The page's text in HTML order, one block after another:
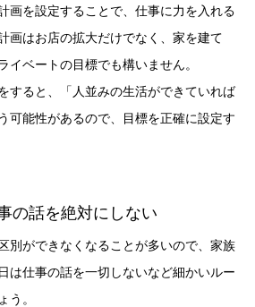
画を設定することで、仕事に力を入れる
画はお店の拡大だけでなく、家を建て
イベートの目標でも構いません。
すると、「人並みの生活ができていれば
可能性があるので、目標を正確に設定す
の話を絶対にしない
別ができなくなることが多いので、家族
は仕事の話を一切しないなど細かいルー
う。